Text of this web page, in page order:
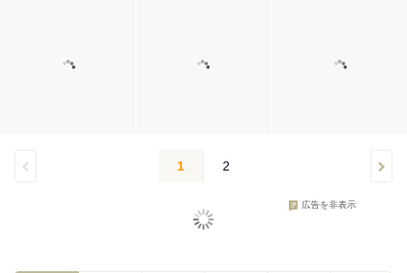
1 2
広告を非表示